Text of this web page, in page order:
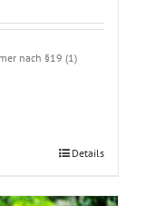
nach §19 (1)
Details